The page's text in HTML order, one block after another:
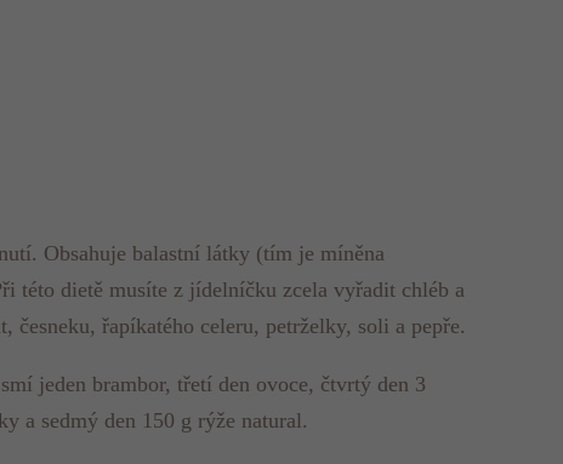
Obsahuje balastní látky (tím je míněna
této dietě musíte z jídelníčku zcela vyřadit chléb a
řapíkatého celeru, petrželky, soli a pepře.
jeden brambor, třetí den ovoce, čtvrtý den 3
a sedmý den 150 g rýže natural.